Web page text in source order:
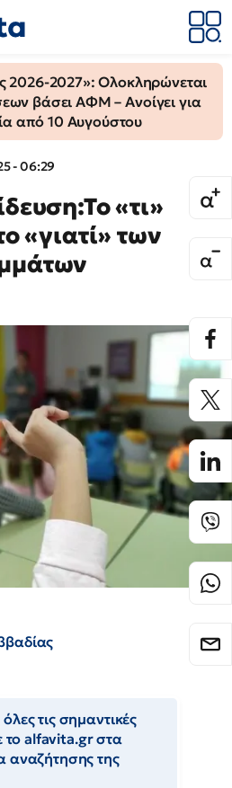
2026-2027»: Ολοκληρώνεται
βάσει ΑΦΜ – Ανοίγει για
από 10 Αυγούστου
- 06:29
«τι»
«γιατί» των
τις σημαντικές
το alfavita.gr στα
αναζήτησης της